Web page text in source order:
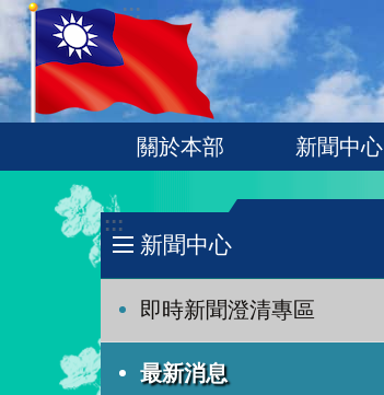
跳到主要內容區塊
:::
關於本部 新聞中心
:::
新聞中心
即時新聞澄清專區
最新消息